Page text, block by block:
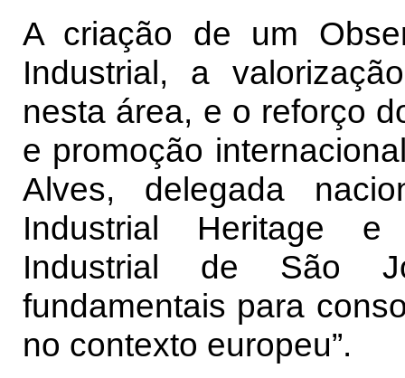
A criação de um
Industrial, a
nesta área, e o reforço
e promoção
Alves, delegada
Industrial Heritage e
Industrial de São
fundamentais para
no contexto europeu”.